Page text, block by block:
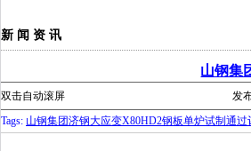
新 闻 资 讯
山钢集
双击自动滚屏
发
Tags: 山钢集团济钢大应变X80HD2钢板单炉试制通过